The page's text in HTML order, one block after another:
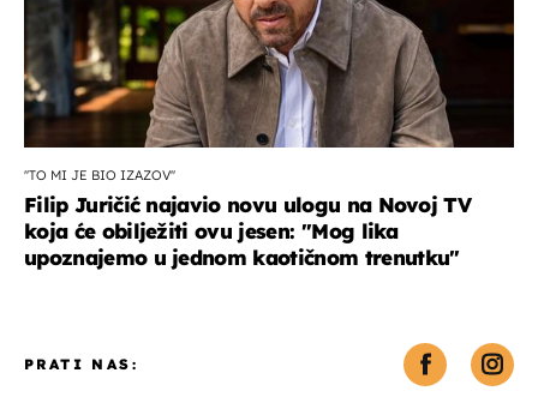
''TO MI JE BIO IZAZOV''
Filip Juričić najavio novu ulogu na Novoj TV
koja će obilježiti ovu jesen: ''Mog lika
upoznajemo u jednom kaotičnom trenutku''
PRATI NAS: